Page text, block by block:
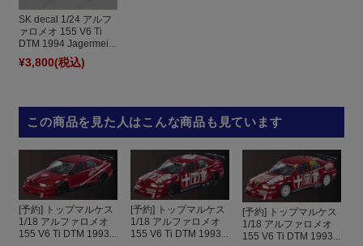
SK decal 1/24 アルフ
ァロメオ 155 V6 Ti
DTM 1994 Jagermei...
¥3,800(税込)
この商品を見た人はこんな商品も見ています
[予約] トップマルケス
1/18 アルファロメオ
155 V6 Ti DTM 1993...
[予約] トップマルケス
1/18 アルファロメオ
155 V6 Ti DTM 1993...
[予約] トップマルケス
1/18 アルファロメオ
155 V6 Ti DTM 1993...